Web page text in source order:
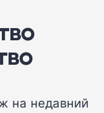
на недавний